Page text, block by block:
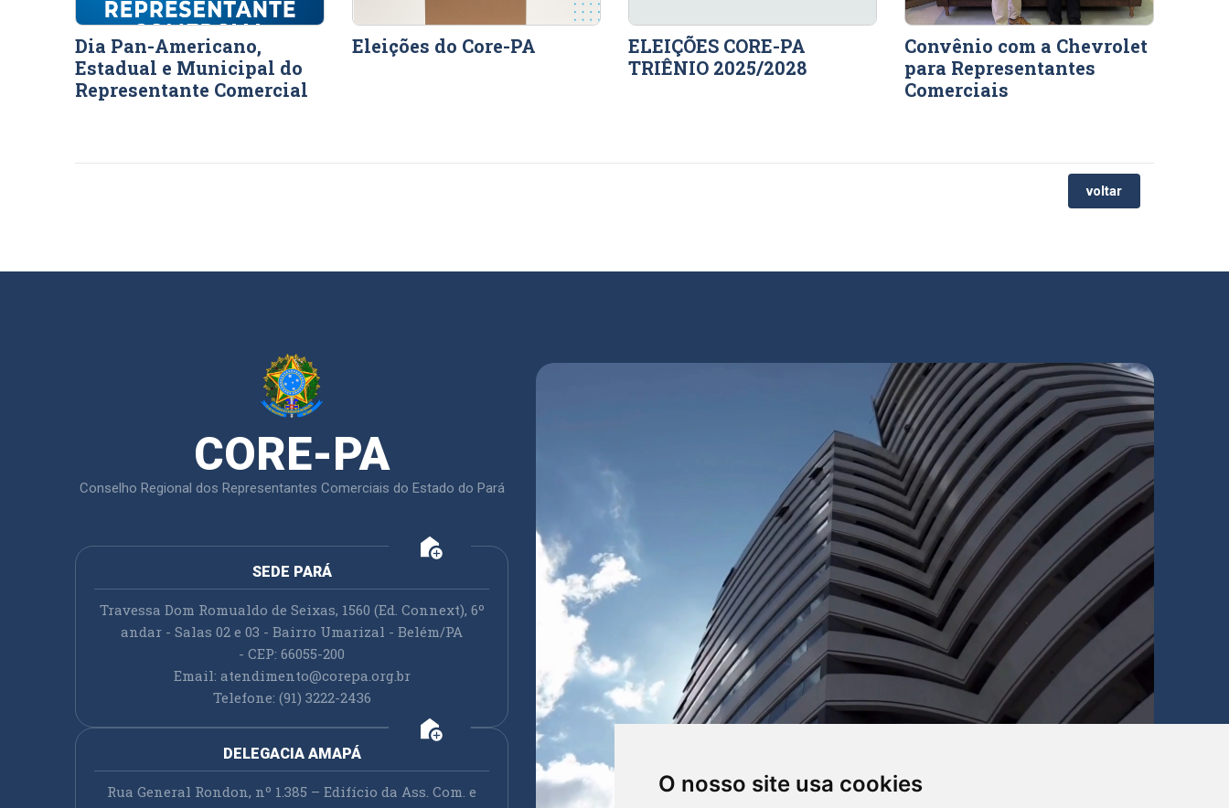
O nosso site usa cookies
Dia Pan-Americano,
Estadual e Municipal do
Representante Comercial
Eleições do Core-PA
ELEIÇÕES CORE-PA
TRIÊNIO 2025/2028
Convênio com a Chevrolet
para Representantes
Comerciais
voltar
CORE-PA
Conselho Regional dos Representantes Comerciais do Estado do Pará
add_home
SEDE PARÁ
Travessa Dom Romualdo de Seixas, 1560 (Ed. Connext), 6º
andar - Salas 02 e 03 - Bairro Umarizal - Belém/PA
- CEP: 66055-200
Email: atendimento@corepa.org.br
Telefone: (91) 3222-2436
add_home
DELEGACIA AMAPÁ
Rua General Rondon, nº 1.385 – Edifício da Ass. Com. e